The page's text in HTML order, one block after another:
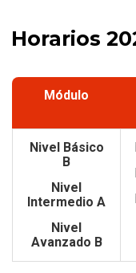
Horarios
Módulo
Nivel Básico
B
Nivel
Intermedio A
Nivel
Avanzado B